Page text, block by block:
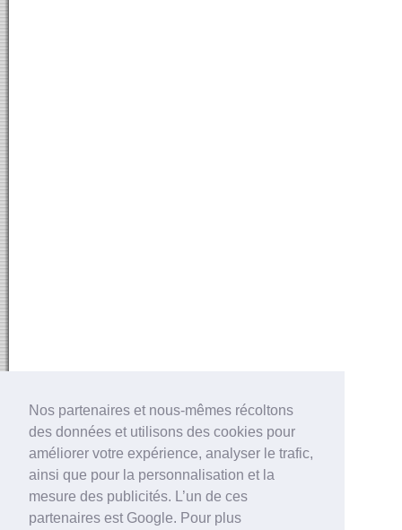
Nos partenaires et nous-mêmes récoltons
des données et utilisons des cookies pour
améliorer votre expérience, analyser le trafic,
ainsi que pour la personnalisation et la
mesure des publicités. L’un de ces
partenaires est Google. Pour plus